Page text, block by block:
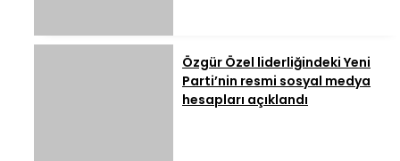
Özgür Özel liderliğindeki Yeni
Parti’nin resmi sosyal medya
hesapları açıklandı